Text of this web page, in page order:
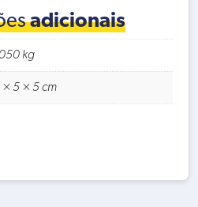
adicionais
kg
× 5 × 5 cm